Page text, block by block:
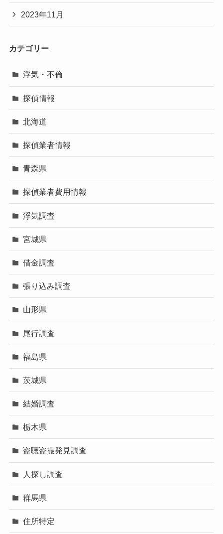
2023年11月
カテゴリー
浮気・不倫
探偵情報
北海道
探偵業者情報
青森県
探偵業者費用情報
浮気調査
宮城県
借金調査
張り込み調査
山形県
尾行調査
福島県
茨城県
結婚調査
栃木県
盗聴盗撮発見調査
人探し調査
群馬県
住所特定